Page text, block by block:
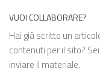
VUOI COLLABORARE?
Hai già scritto un
contenuti per il sito?
inviare il materiale.